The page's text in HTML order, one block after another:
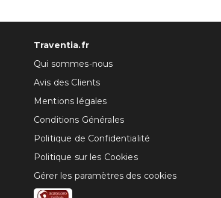
Traventia.fr
Qui sommes-nous
Avis des Clients
Mentions légales
Conditions Générales
Politique de Confidentialité
Politique sur les Cookies
Gérer les paramètres des cookies